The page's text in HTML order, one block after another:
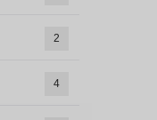
2
4